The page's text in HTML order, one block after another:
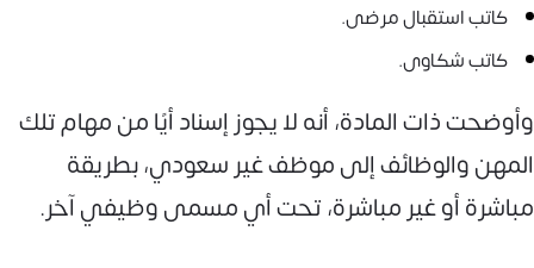
كاتب استقبال مرضى.
كاتب شكاوى.
وأوضحت ذات المادة، أنه لا يجوز إسناد أيًا من مهام تلك
المهن والوظائف إلى موظف غير سعودي، بطريقة
مباشرة أو غير مباشرة، تحت أي مسمى وظيفي آخر.